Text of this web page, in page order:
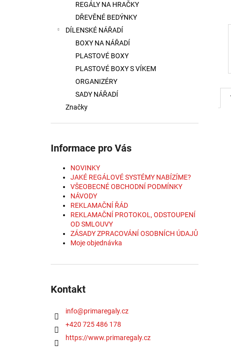
REGÁLY NA HRAČKY
DŘEVĚNÉ BEDÝNKY
DÍLENSKÉ NÁŘADÍ
BOXY NA NÁŘADÍ
PLASTOVÉ BOXY
PLASTOVÉ BOXY S VÍKEM
ORGANIZÉRY
SADY NÁŘADÍ
Značky
Informace pro Vás
NOVINKY
JAKÉ REGÁLOVÉ SYSTÉMY NABÍZÍME?
VŠEOBECNÉ OBCHODNÍ PODMÍNKY
NÁVODY
REKLAMAČNÍ ŘÁD
REKLAMAČNÍ PROTOKOL, ODSTOUPENÍ
OD SMLOUVY
ZÁSADY ZPRACOVÁNÍ OSOBNÍCH ÚDAJŮ
Moje objednávka
Kontakt
info@primaregaly.cz
+420 725 486 178
https://www.primaregaly.cz